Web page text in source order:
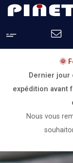
🌞
Dernier jour
expédition avant
Nous vous